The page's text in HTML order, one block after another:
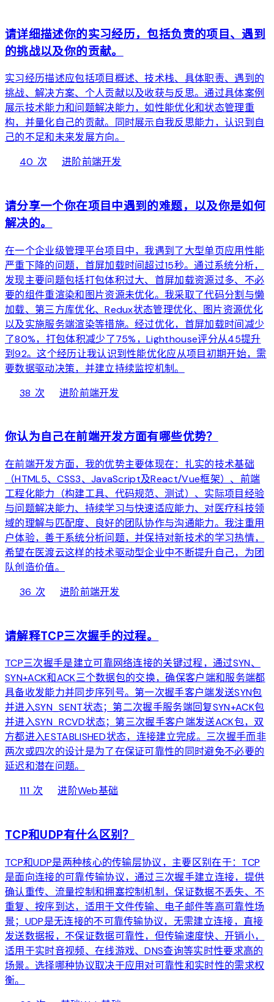
请详细描述你的实习经历，包括负责的项目、遇到
的挑战以及你的贡献。
实习经历描述应包括项目概述、技术栈、具体职责、遇到的
挑战、解决方案、个人贡献以及收获与反思。通过具体案例
展示技术能力和问题解决能力，如性能优化和状态管理重
构，并量化自己的贡献。同时展示自我反思能力，认识到自
己的不足和未来发展方向。
40 次bolt进阶前端开发chevron_right
请分享一个你在项目中遇到的难题，以及你是如何
解决的。
在一个企业级管理平台项目中，我遇到了大型单页应用性能
严重下降的问题，首屏加载时间超过15秒。通过系统分析，
发现主要问题包括打包体积过大、首屏加载资源过多、不必
要的组件重渲染和图片资源未优化。我采取了代码分割与懒
加载、第三方库优化、Redux状态管理优化、图片资源优化
以及实施服务端渲染等措施。经过优化，首屏加载时间减少
了80%，打包体积减少了75%，Lighthouse评分从45提升
到92。这个经历让我认识到性能优化应从项目初期开始，需
要数据驱动决策，并建立持续监控机制。
38 次bolt进阶前端开发chevron_right
你认为自己在前端开发方面有哪些优势？
在前端开发方面，我的优势主要体现在：扎实的技术基础
（HTML5、CSS3、JavaScript及React/Vue框架）、前端
工程化能力（构建工具、代码规范、测试）、实际项目经验
与问题解决能力、持续学习与快速适应能力、对医疗科技领
域的理解与匹配度、良好的团队协作与沟通能力。我注重用
户体验，善于系统分析问题，并保持对新技术的学习热情，
希望在医渡云这样的技术驱动型企业中不断提升自己，为团
队创造价值。
36 次bolt进阶前端开发chevron_right
请解释TCP三次握手的过程。
TCP三次握手是建立可靠网络连接的关键过程，通过SYN、
SYN+ACK和ACK三个数据包的交换，确保客户端和服务端都
具备收发能力并同步序列号。第一次握手客户端发送SYN包
并进入SYN_SENT状态；第二次握手服务端回复SYN+ACK包
并进入SYN_RCVD状态；第三次握手客户端发送ACK包，双
方都进入ESTABLISHED状态，连接建立完成。三次握手而非
两次或四次的设计是为了在保证可靠性的同时避免不必要的
延迟和潜在问题。
111 次bolt进阶Web基础chevron_right
TCP和UDP有什么区别？
TCP和UDP是两种核心的传输层协议，主要区别在于：TCP
是面向连接的可靠传输协议，通过三次握手建立连接，提供
确认重传、流量控制和拥塞控制机制，保证数据不丢失、不
重复、按序到达，适用于文件传输、电子邮件等高可靠性场
景；UDP是无连接的不可靠传输协议，无需建立连接，直接
发送数据报，不保证数据可靠性，但传输速度快、开销小，
适用于实时音视频、在线游戏、DNS查询等实时性要求高的
场景。选择哪种协议取决于应用对可靠性和实时性的需求权
衡。